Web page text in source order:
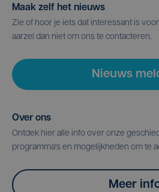
Maak zelf het nieuws
Zie of hoor je iets dat interessant is
aarzel dan niet om ons te contacteren.
Nieuws
Over ons
Ontdek hier alle info over onze
programma's en mogelijkheden om te
Meer